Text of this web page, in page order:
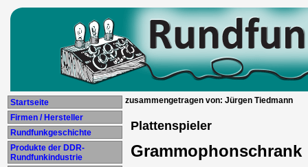
Startseite
Firmen / Hersteller
Rundfunkgeschichte
Produkte der DDR-
Rundfunkindustrie
zusammengetragen von: Jürgen Tiedmann
Plattenspieler